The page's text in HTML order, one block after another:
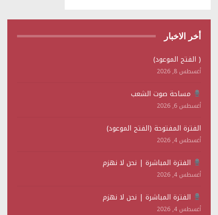
أخر الاخبار
( الفتح الموعود)
أغسطس 8, 2026
مساحة صوت الشعب
أغسطس 6, 2026
الفترة المفتوحة (الفتح الموعود)
أغسطس 4, 2026
الفترة المباشرة | نحن لا نهزم
أغسطس 4, 2026
الفترة المباشرة | نحن لا نهزم
أغسطس 4, 2026